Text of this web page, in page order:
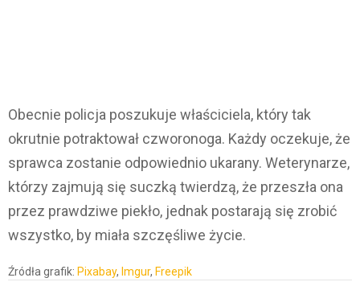
Obecnie policja poszukuje właściciela, który tak
okrutnie potraktował czworonoga. Każdy oczekuje, że
sprawca zostanie odpowiednio ukarany. Weterynarze,
którzy zajmują się suczką twierdzą, że przeszła ona
przez prawdziwe piekło, jednak postarają się zrobić
wszystko, by miała szczęśliwe życie.
Źródła grafik: Pixabay, Imgur, Freepik